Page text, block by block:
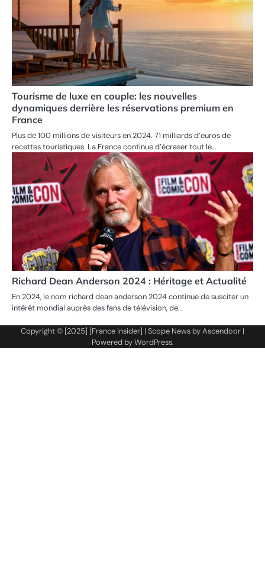
Tourisme de luxe en couple: les nouvelles
dynamiques derrière les réservations premium en
France
Plus de 100 millions de visiteurs en 2024. 71 milliards d’euros de
recettes touristiques. La France continue d’écraser tout le…
Richard Dean Anderson 2024 : Héritage et Actualité
En 2024, le nom richard dean anderson 2024 continue de susciter un
intérêt mondial auprès des fans de télévision, de…
Copyright © [2025] [France Insider] | Scope News byAscendoor |
Powered byWordPress.